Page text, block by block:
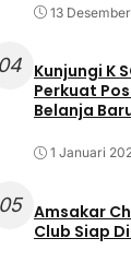
13
04 Kunjungi K
Perkuat
Belanja
1 Januari
05 Amsakar
Club Siap